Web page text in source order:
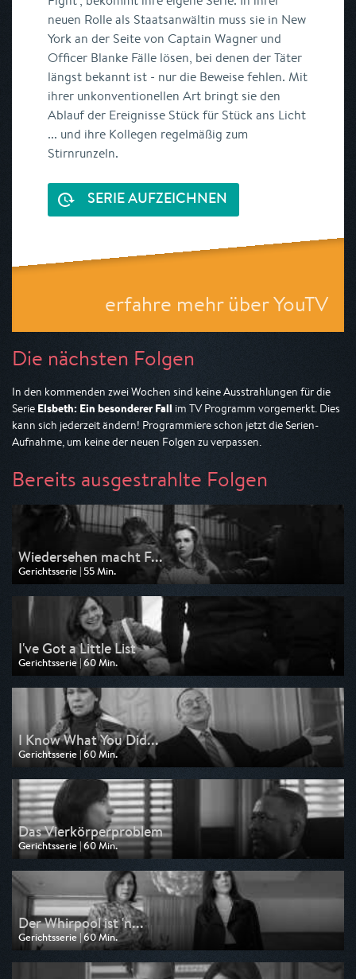
neuen Rolle als Staatsanwältin muss sie in New
York an der Seite von Captain Wagner und
Officer Blanke Fälle lösen, bei denen der Täter
längst bekannt ist - nur die Beweise fehlen. Mit
ihrer unkonventionellen Art bringt sie den
Ablauf der Ereignisse Stück für Stück ans Licht
... und ihre Kollegen regelmäßig zum
Stirnrunzeln.
SERIE AUFZEICHNEN
erfahre mehr über YouTV
Die nächsten Folgen
In den kommenden zwei Wochen sind keine Ausstrahlungen für die
Serie Elsbeth: Ein besonderer Fall im TV Programm vorgemerkt. Dies
kann sich jederzeit ändern! Programmiere schon jetzt die Serien-
Aufnahme, um keine der neuen Folgen zu verpassen.
Bereits ausgestrahlte Folgen
Wiedersehen macht F...
Gerichtsserie | 55 Min.
Ausgestrahlt von Kabel 1
am 18.07.2026, 23:15
I've Got a Little List
Gerichtsserie | 60 Min.
Ausgestrahlt von Kabel 1
am 18.07.2026, 22:15
I Know What You Did...
Gerichtsserie | 60 Min.
Ausgestrahlt von Kabel 1
am 18.07.2026, 21:15
Das Vierkörperproblem
Gerichtsserie | 60 Min.
Ausgestrahlt von Kabel 1
am 18.07.2026, 20:15
Der Whirpool ist 'n...
Gerichtsserie | 60 Min.
Ausgestrahlt von Kabel 1
am 11.07.2026, 21:15